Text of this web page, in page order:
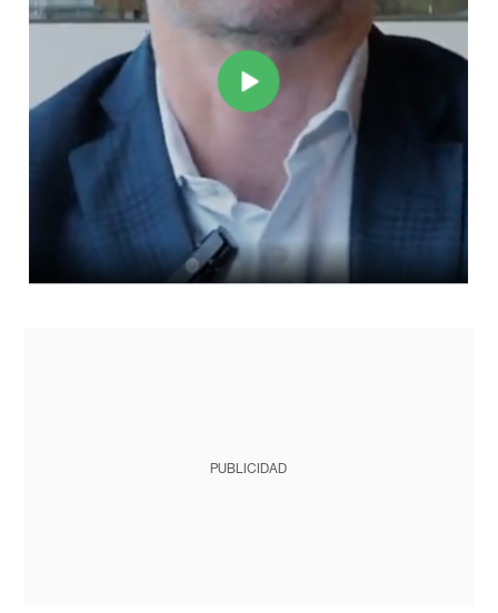
PUBLICIDAD